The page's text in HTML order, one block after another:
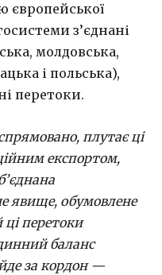
європейської
з’єднані
молдовська,
і польська),
перетоки.
плутає ці
експортом,
явище, обумовлене
перетоки
баланс
за кордон —